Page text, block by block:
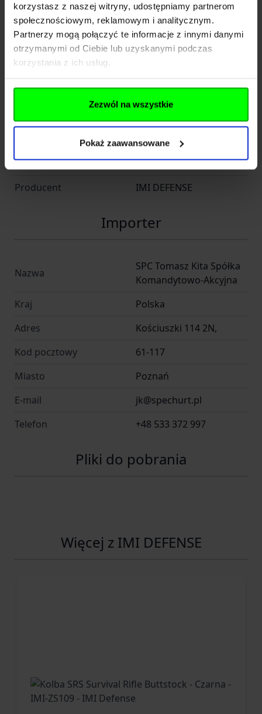
korzystasz z naszej witryny, udostępniamy partnerom
społecznościowym, reklamowym i analitycznym.
Partnerzy mogą połączyć te informacje z innymi danymi
otrzymanymi od Ciebie lub uzyskanymi podczas
korzystania z ich usług.
Zezwól na wszystkie
Pokaż zaawansowane
Wyprodukowano w Izraelu.
Rozwiń opis
Dane techniczne
Kod SKU
SP.14586
Producent
IMI DEFENSE
Importer
Nazwa
SPC Tomasz Kita Spółka
Komandytowo-Akcyjna
Kraj
Polska
Adres
Kościuszki 114 2N,
Kod pocztowy
61-117
Miasto
Poznań
E-mail
jk@spechurt.pl
Telefon
+48 533 372 997
Pliki do pobrania
Więcej z IMI DEFENSE